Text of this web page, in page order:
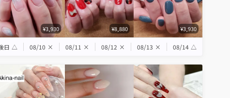
¥3,930 ¥8,880 ¥3,930
日 △ 08/10 × 08/11 × 08/12 × 08/13 × 08/14 △